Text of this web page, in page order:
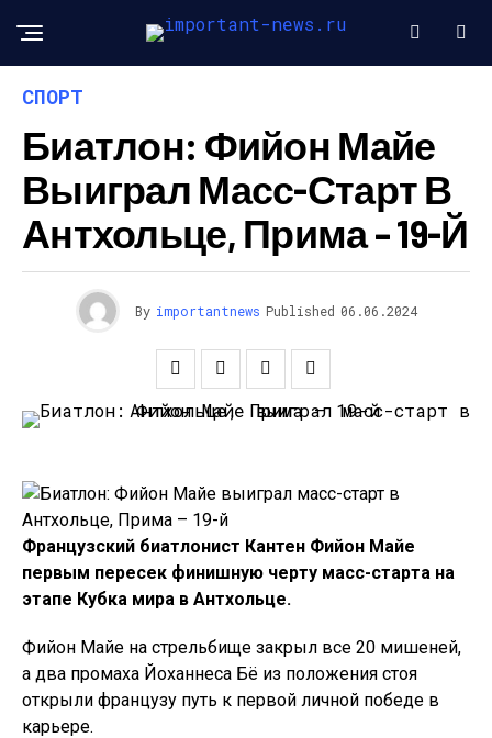
СПОРТ
Биатлон: Фийон Майе
Выиграл Масс-Старт В
Антхольце, Прима – 19-Й
By importantnews Published 06.06.2024
Французский биатлонист Кантен Фийон Майе
первым пересек финишную черту масс-старта на
этапе Кубка мира в Антхольце.
Фийон Майе на стрельбище закрыл все 20 мишеней,
а два промаха Йоханнеса Бё из положения стоя
открыли французу путь к первой личной победе в
карьере.